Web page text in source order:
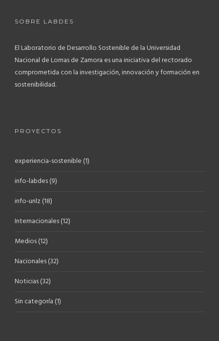
SOBRE LABDES
El Laboratorio de Desarrollo Sostenible de la Universidad
Nacional de Lomas de Zamora es una iniciativa del rectorado
comprometida con la investigación, innovación y formación en
sostenibilidad.
PROYECTOS
experiencia-sostenible (1)
info-labdes(9)
info-unlz(18)
Internacionales(12)
Medios(12)
Nacionales(32)
Noticias(32)
Sin categoría (1)